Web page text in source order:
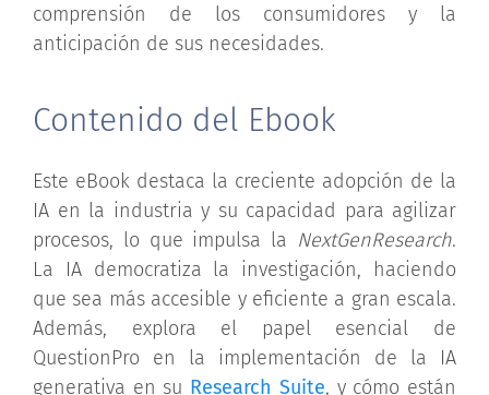
comprensión de los consumidores y la
anticipación de sus necesidades.
Contenido del Ebook
Este eBook destaca la creciente adopción de la
IA en la industria y su capacidad para agilizar
procesos, lo que impulsa la NextGenResearch.
La IA democratiza la investigación, haciendo
que sea más accesible y eficiente a gran escala.
Además, explora el papel esencial de
QuestionPro en la implementación de la IA
generativa en su Research Suite, y cómo están